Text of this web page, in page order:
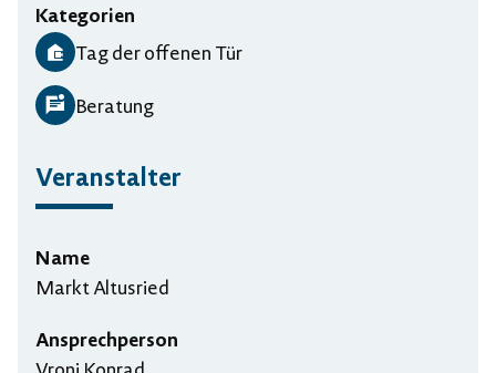
Kategorien
Tag der offenen Tür
Beratung
Veranstalter
Name
Markt Altusried
Ansprechperson